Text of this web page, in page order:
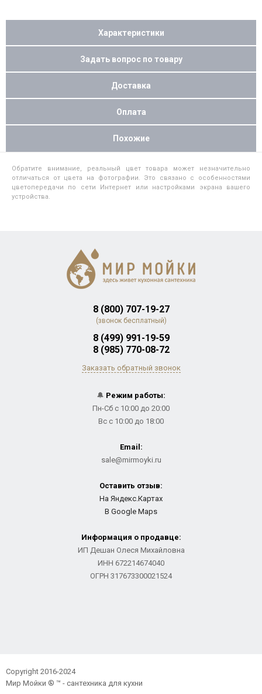
Характеристики
Задать вопрос по товару
Доставка
Оплата
Похожие
Обратите внимание, реальный цвет товара может незначительно
отличаться от цвета на фотографии. Это связано с особенностями
цветопередачи по сети Интернет или настройками экрана вашего
устройства.
8 (800) 707-19-27
(звонок бесплатный)
8 (499) 991-19-59
8 (985) 770-08-72
Заказать обратный звонок
🔔 Режим работы:
Пн-Сб с 10:00 до 20:00
Вс с 10:00 до 18:00
Email:
sale@mirmoyki.ru
Оставить отзыв:
На Яндекс.Картах
В Google Maps
Информация о продавце:
ИП Дешан Олеся Михайловна
ИНН 672214674040
ОГРН 317673300021524
Copyright 2016-2024
Мир Мойки ® ™ - сантехника для кухни